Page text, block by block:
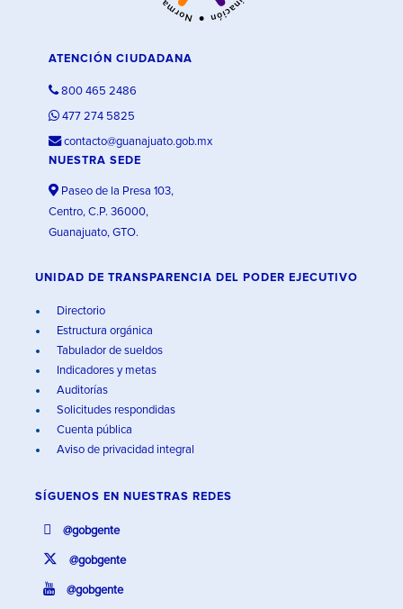
ATENCIÓN CIUDADANA
800 465 2486
477 274 5825
contacto@guanajuato.gob.mx
NUESTRA SEDE
Paseo de la Presa 103,
Centro, C.P. 36000,
Guanajuato, GTO.
UNIDAD DE TRANSPARENCIA DEL PODER EJECUTIVO
Directorio
Estructura orgánica
Tabulador de sueldos
Indicadores y metas
Auditorías
Solicitudes respondidas
Cuenta pública
Aviso de privacidad integral
SÍGUENOS EN NUESTRAS REDES
@gobgente
@gobgente
@gobgente